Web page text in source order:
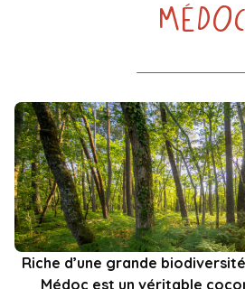
Médoc
Riche d’une grande
Médoc est un véritable